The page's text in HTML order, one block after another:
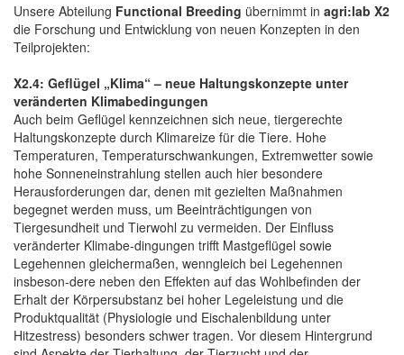
Unsere Abteilung Functional Breeding übernimmt in agri:lab X2
die Forschung und Entwicklung von neuen Konzepten in den
Teilprojekten:
X2.4: Geflügel „Klima“ – neue Haltungskonzepte unter
veränderten Klimabedingungen
Auch beim Geflügel kennzeichnen sich neue, tiergerechte
Haltungskonzepte durch Klimareize für die Tiere. Hohe
Temperaturen, Temperaturschwankungen, Extremwetter sowie
hohe Sonneneinstrahlung stellen auch hier besondere
Herausforderungen dar, denen mit gezielten Maßnahmen
begegnet werden muss, um Beeinträchtigungen von
Tiergesundheit und Tierwohl zu vermeiden. Der Einfluss
veränderter Klimabe-dingungen trifft Mastgeflügel sowie
Legehennen gleichermaßen, wenngleich bei Legehennen
insbeson-dere neben den Effekten auf das Wohlbefinden der
Erhalt der Körpersubstanz bei hoher Legeleistung und die
Produktqualität (Physiologie und Eischalenbildung unter
Hitzestress) besonders schwer tragen. Vor diesem Hintergrund